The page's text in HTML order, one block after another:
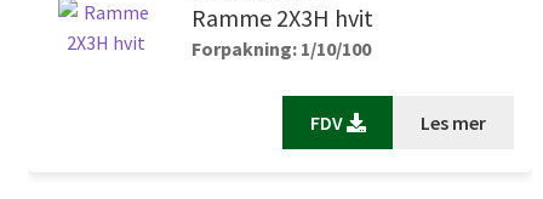
Ramme 2X3H hvit
Forpakning: 1/10/100
FDV Les mer